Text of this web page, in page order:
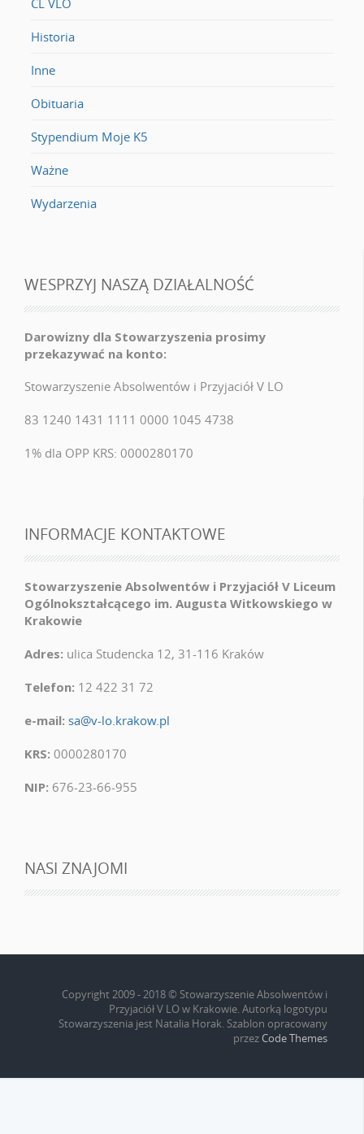
Historia
Inne
Obituaria
Stypendium Moje K5
Ważne
Wydarzenia
WESPRZYJ NASZĄ DZIAŁALNOŚĆ
Darowizny dla Stowarzyszenia prosimy
przekazywać na konto:
Stowarzyszenie Absolwentów i Przyjaciół V LO
83 1240 1431 1111 0000 1045 4738
1% dla OPP KRS: 0000280170
INFORMACJE KONTAKTOWE
Stowarzyszenie Absolwentów i Przyjaciół V Liceum
Ogólnokształcącego im. Augusta Witkowskiego w
Krakowie
Adres: ulica Studencka 12, 31-116 Kraków
Telefon: 12 422 31 72
e-mail: sa@v-lo.krakow.pl
KRS: 0000280170
NIP: 676-23-66-955
NASI ZNAJOMI
Copyright 2009 - 2018 © Stowarzyszenie Absolwentów i
Przyjaciół V LO w Krakowie. Autorką logotypu
Stowarzyszenia jest Natalia Horak. Szablon opracowany
przezCode Themes